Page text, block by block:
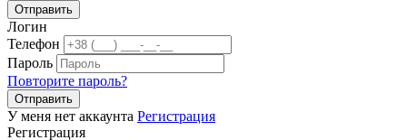
Отправить
Логин
Телефон
Пароль
Повторите пароль?
Отправить
У меня нет аккаунта Регистрация
Регистрация